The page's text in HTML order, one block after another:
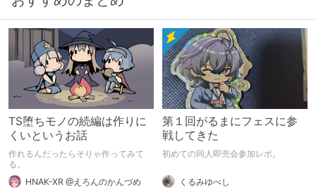
TS堕ちモノの続編は作りに
くいというお話
作れるんだったらそりゃ作ってみて
る。
HNAK-XR @えろんのかんづめ
第１回がるまにフェスに参
戦してきた
初めての同人即売会参加レポ。
くるみゆべし